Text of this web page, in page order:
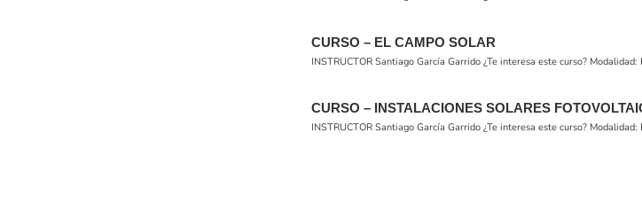
CURSO – EL CAMPO SOLAR
INSTRUCTOR Santiago García Garrido ¿Te interesa este curso? Modalidad:
CURSO – INSTALACIONES SOLARES
INSTRUCTOR Santiago García Garrido ¿Te interesa este curso? Modalidad: